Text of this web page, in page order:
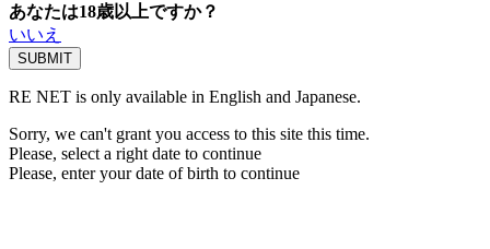
あなたは18歳以上ですか？
いいえ
RE NET is only available in English and Japanese.
Sorry, we can't grant you access to this site this time.
Please, select a right date to continue
Please, enter your date of birth to continue